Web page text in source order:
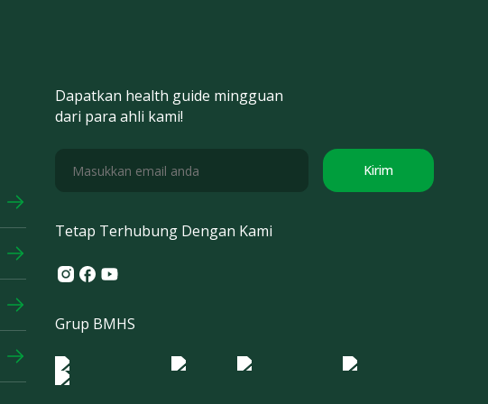
Dapatkan health guide mingguan
dari para ahli kami!
Kirim
Tetap Terhubung Dengan Kami
Instagram
Facebook
Youtube
Grup BMHS
Logo Morula IFV Logo ER Logo Diagnos
Logo IRSI